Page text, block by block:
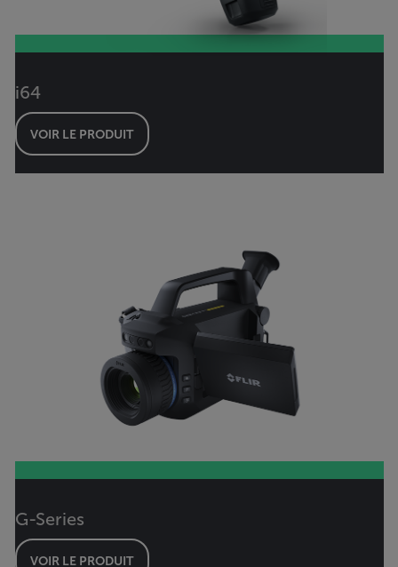
i64
VOIR LE PRODUIT
G-Series
VOIR LE PRODUIT